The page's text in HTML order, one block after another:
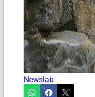
Newslab